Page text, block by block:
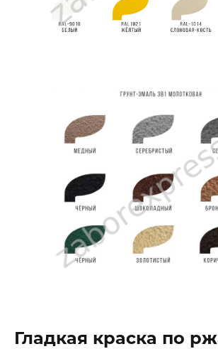
Гладкая краска по